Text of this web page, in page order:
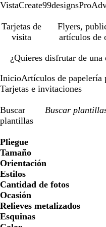
VistaCreate99designs
Tarjetas de
visita
Flyers,
artículos de
¿Quieres disfrutar de una
1
InicioArtículos de papelería
Tarjetas e invitaciones
Buscar
plantillas
Pliegue
Tamaño
Orientación
Estilos
Cantidad de fotos
Ocasión
Relieves metalizados
Esquinas